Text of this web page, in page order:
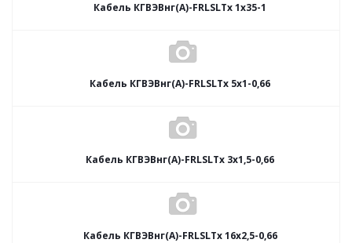
Кабель КГВЭВнг(А)-FRLSLTx 1х35-1
Кабель КГВЭВнг(А)-FRLSLTx 5х1-0,66
Кабель КГВЭВнг(А)-FRLSLTx 3х1,5-0,66
Кабель КГВЭВнг(А)-FRLSLTx 16х2,5-0,66